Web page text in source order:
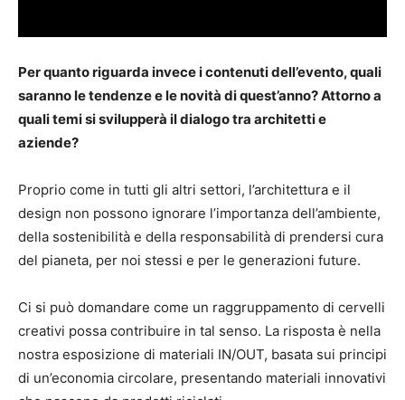
Per quanto riguarda invece i contenuti dell’evento, quali
saranno le tendenze e le novità di quest’anno? Attorno a
quali temi si svilupperà il dialogo tra architetti e
aziende?
Proprio come in tutti gli altri settori, l’architettura e il
design non possono ignorare l’importanza dell’ambiente,
della sostenibilità e della responsabilità di prendersi cura
del pianeta, per noi stessi e per le generazioni future.
Ci si può domandare come un raggruppamento di cervelli
creativi possa contribuire in tal senso. La risposta è nella
nostra esposizione di materiali IN/OUT, basata sui principi
di un’economia circolare, presentando materiali innovativi